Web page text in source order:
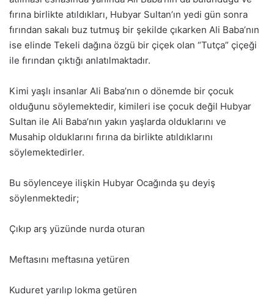
fırına birlikte atıldıkları, Hubyar Sultan’ın yedi gün sonra
fırından sakalı buz tutmuş bir şekilde çıkarken Ali Baba’nın
ise elinde Tekeli dağına özgü bir çiçek olan “Tutça” çiçeği
ile fırından çıktığı anlatılmaktadır.
Kimi yaşlı insanlar Ali Baba’nın o dönemde bir çocuk
olduğunu söylemektedir, kimileri ise çocuk değil Hubyar
Sultan ile Ali Baba’nın yakın yaşlarda olduklarını ve
Musahip olduklarını fırına da birlikte atıldıklarını
söylemektedirler.
Bu söylenceye ilişkin Hubyar Ocağında şu deyiş
söylenmektedir;
Çıkıp arş yüzünde nurda oturan
Meftasını meftasına yetüren
Kuduret yarılıp lokma getüren